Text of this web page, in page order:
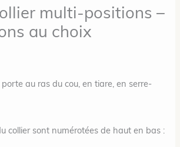
multi-positions –
au choix
porte au ras du cou, en tiare, en serre-
collier sont numérotées de haut en bas :